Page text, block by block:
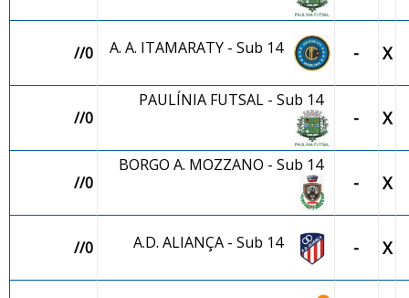
//0 A. A. ITAMARATY - Sub 14 - X
//0
PAULÍNIA FUTSAL - Sub 14
- X
//0
BORGO A. MOZZANO - Sub 14
- X
//0 A.D. ALIANÇA - Sub 14 - X